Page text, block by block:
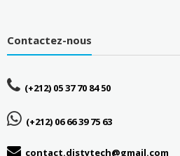
Contactez-nous
(+212) 05 37 70 84 50
(+212) 06 66 39 75 63
contact.distytech@gmail.com